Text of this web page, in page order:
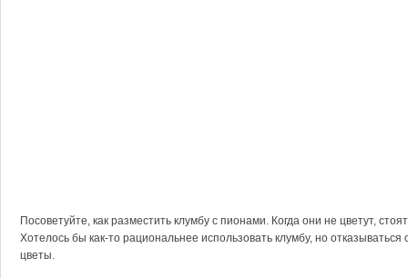
Посоветуйте, как разместить клумбу с пионами. Когда они не цветут,
Хотелось бы как-то рациональнее использовать клумбу, но
цветы.